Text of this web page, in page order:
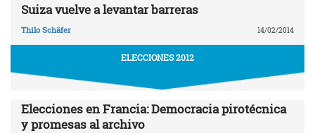
Suiza vuelve a levantar barreras
Thilo Schäfer 14/02/2014
ELECCIONES 2012
Elecciones en Francia: Democracia pirotécnica
y promesas al archivo